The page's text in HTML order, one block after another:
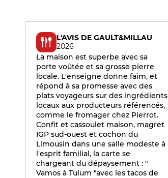
L'AVIS DE GAULT&MILLAU
2026
La maison est superbe avec sa
porte voûtée et sa grosse pierre
locale. L'enseigne donne faim, et
répond à sa promesse avec des
plats voyageurs sur des ingrédients
locaux aux producteurs référencés,
comme le fromager chez Pierrot.
Confit et cassoulet maison, magret
IGP sud-ouest et cochon du
Limousin dans une salle modeste à
l'esprit familial, la carte se
chargeant du dépaysement : "
Vamos à Tulum "avec les tacos de